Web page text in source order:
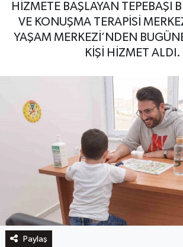
HİZMETE BAŞLAYAN TEPEBAŞI
VE KONUŞMA TERAPİSİ
YAŞAM MERKEZİ’NDEN
KİŞİ HİZMET ALDI.
Paylaş